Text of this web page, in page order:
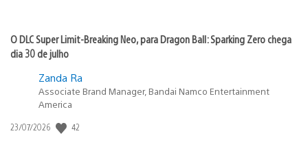
O DLC Super Limit-Breaking Neo, para Dragon Ball: Sparking Zero chega
dia 30 de julho
Zanda Ra
Associate Brand Manager, Bandai Namco Entertainment
America
Data
23/07/2026 42